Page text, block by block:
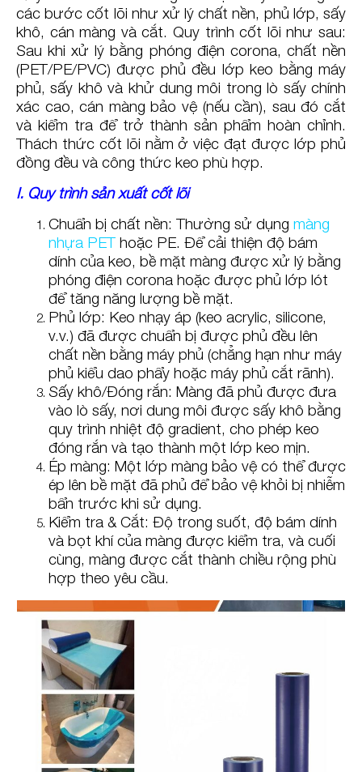
các bước cốt lõi như xử lý chất nền, phủ lớp, sấy
khô, cán màng và cắt. Quy trình cốt lõi như sau:
Sau khi xử lý bằng phóng điện corona, chất nền
(PET/PE/PVC) được phủ đều lớp keo bằng máy
phủ, sấy khô và khử dung môi trong lò sấy chính
xác cao, cán màng bảo vệ (nếu cần), sau đó cắt
và kiểm tra để trở thành sản phẩm hoàn chỉnh.
Thách thức cốt lõi nằm ở việc đạt được lớp phủ
đồng đều và công thức keo phù hợp.
I. Quy trình sản xuất cốt lõi
Chuẩn bị chất nền: Thường sử dụng màng
nhựa PET hoặc PE. Để cải thiện độ bám
dính của keo, bề mặt màng được xử lý bằng
phóng điện corona hoặc được phủ lớp lót
để tăng năng lượng bề mặt.
Phủ lớp: Keo nhạy áp (keo acrylic, silicone,
v.v.) đã được chuẩn bị được phủ đều lên
chất nền bằng máy phủ (chẳng hạn như máy
phủ kiểu dao phẩy hoặc máy phủ cắt rãnh).
Sấy khô/Đóng rắn: Màng đã phủ được đưa
vào lò sấy, nơi dung môi được sấy khô bằng
quy trình nhiệt độ gradient, cho phép keo
đóng rắn và tạo thành một lớp keo mịn.
Ép màng: Một lớp màng bảo vệ có thể được
ép lên bề mặt đã phủ để bảo vệ khỏi bị nhiễm
bẩn trước khi sử dụng.
Kiểm tra & Cắt: Độ trong suốt, độ bám dính
và bọt khí của màng được kiểm tra, và cuối
cùng, màng được cắt thành chiều rộng phù
hợp theo yêu cầu.